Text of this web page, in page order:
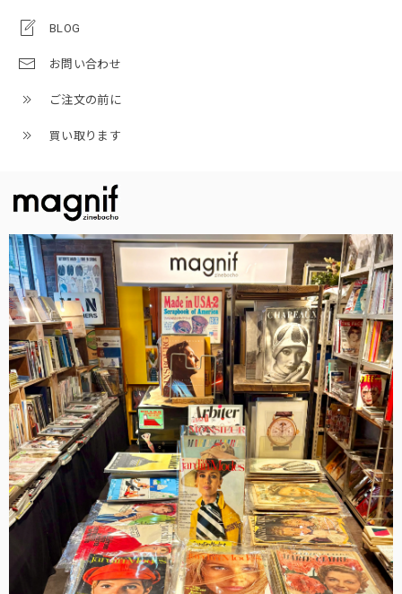
BLOG
お問い合わせ
ご注文の前に
買い取ります